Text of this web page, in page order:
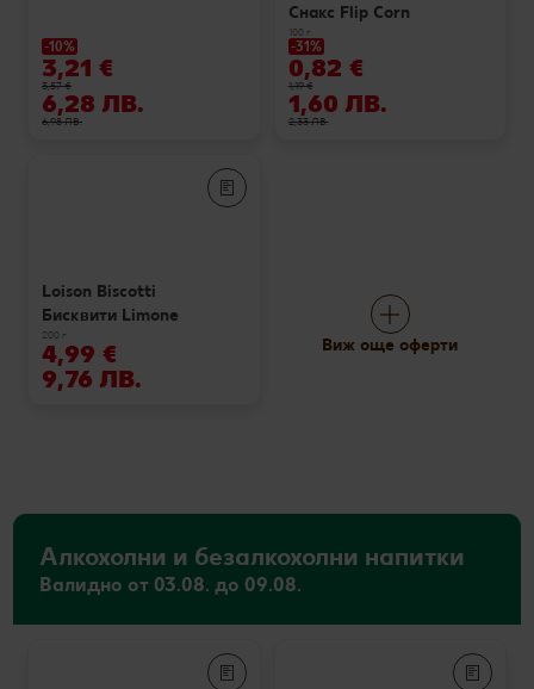
-10%
3,21 €
3,57 €
6,28 ЛВ.
6,98 ЛВ.
Снакс Flip Corn
100 г
-31%
0,82 €
1,19 €
1,60 ЛВ.
2,33 ЛВ.
Loison Biscotti
Бисквити Limone
200 г
4,99 €
9,76 ЛВ.
Виж още оферти
Алкохолни и безалкохолни напитки
Валидно от 03.08. до 09.08.